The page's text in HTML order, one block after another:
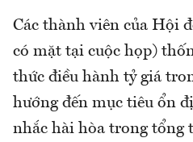
Các thành viên của Hội
có mặt tại cuộc họp)
thức điều hành tỷ giá
hướng đến mục tiêu ổn
nhắc hài hòa trong tổng